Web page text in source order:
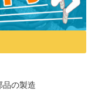
品の製造